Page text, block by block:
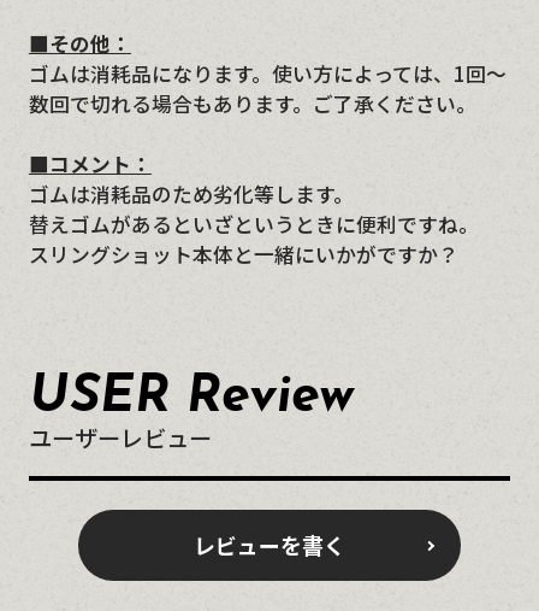
■その他：
ゴムは消耗品になります。使い方によっては、1回～
数回で切れる場合もあります。ご了承ください。
■コメント：
ゴムは消耗品のため劣化等します。
替えゴムがあるといざというときに便利ですね。
スリングショット本体と一緒にいかがですか？
USER Review
ユーザーレビュー
レビューを書く